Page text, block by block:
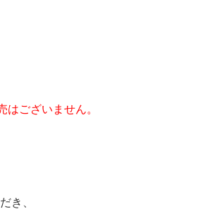
ございません。
き、